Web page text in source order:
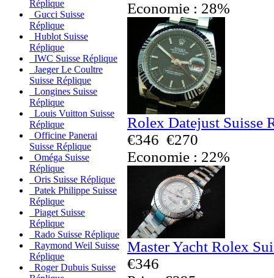
Réplique
Gucci Suisse
Réplique
Hublot Suisse
Réplique
IWC Suisse Réplique
Jaeger Le Coultre
Suisse Réplique
Longines Suisse
Réplique
Louis Vuitton Suisse
Réplique
Officine Panerai
Suisse Réplique
Oméga Suisse
Réplique
Oris Suisse Réplique
Patek Philippe Suisse
Réplique
Piaget Suisse
Réplique
Rado Suisse Réplique
Raymond Weil Suisse
Réplique
Roger Dubuis Suisse
Economie : 28%
Rolex Datejust Suisse
€346 €270
Economie : 22%
Master Yacht Rolex
€346